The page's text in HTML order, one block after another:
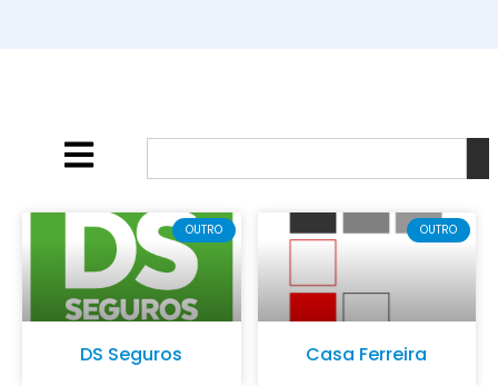
OUTRO
DS Seguros
OUTRO
Casa Ferreira